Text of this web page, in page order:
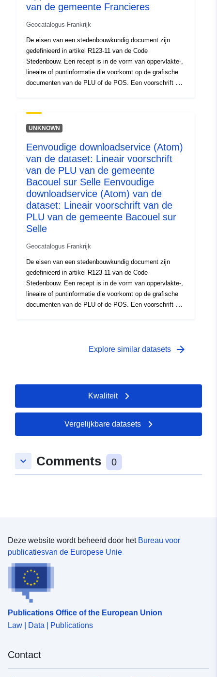
van de gemeente Francieres
Geocatalogus Frankrijk
De eisen van een stedenbouwkundig document zijn
gedefinieerd in artikel R123-11 van de Code
Stedenbouw. Een recept is in de vorm van oppervlakte-,
lineaire of puntinformatie die voorkomt op de grafische
documenten van de PLU of de POS. Een voorschrift dat
regulering van het gebied.
UNKNOWN
Eenvoudige downloadservice (Atom)
van de dataset: Lineair voorschrift
van de PLU van de gemeente
Bacouel sur Selle Eenvoudige
downloadservice (Atom) van de
dataset: Lineair voorschrift van de
PLU van de gemeente Bacouel sur
Selle
Geocatalogus Frankrijk
De eisen van een stedenbouwkundig document zijn
gedefinieerd in artikel R123-11 van de Code
Stedenbouw. Een recept is in de vorm van oppervlakte-,
lineaire of puntinformatie die voorkomt op de grafische
documenten van de PLU of de POS. Een voorschrift dat
Explore similar datasets arrow_forward
Kwaliteit
Vergelijkbare datasets
keyboard_arrow_down Comments 0
Deze website wordt beheerd door het Bureau voor
publicatiesvan de Europese Unie
Publications Office of the European Union
Law | Data | Publications
Contact